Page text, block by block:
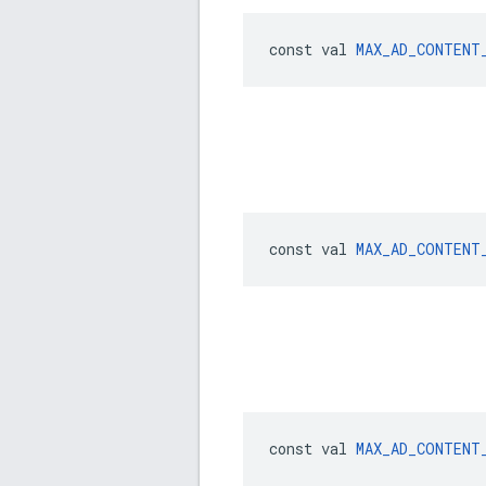
const val
const val
const val